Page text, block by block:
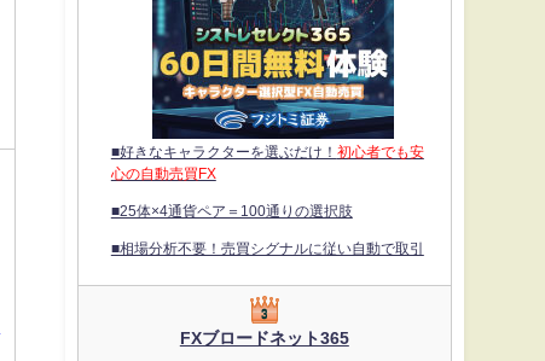
■好きなキャラクターを選ぶだけ！ 初心者でも安
心の自動売買FX
■25体×4通貨ペア＝100通りの選択肢
■相場分析不要！売買シグナルに従い自動で取引
FXブロードネット365